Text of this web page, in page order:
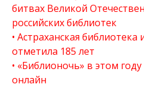
битвах Великой
российских библиотек
Астраханская библиотека
отметила 185 лет
«Библионочь» в этом
онлайн